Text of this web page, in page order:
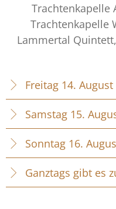
Trachtenkapelle
Trachtenkapelle
Lammertal
Freitag 14. August
Samstag 15.
Sonntag 16.
Ganztags gibt es